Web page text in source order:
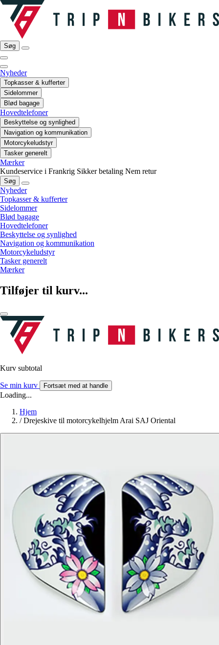
Søg
Nyheder
Topkasser & kufferter
Sidelommer
Blød bagage
Hovedtelefoner
Beskyttelse og synlighed
Navigation og kommunikation
Motorcykeludstyr
Tasker generelt
Mærker
Kundeservice i Frankrig Sikker betaling Nem retur
Søg
Nyheder
Topkasser & kufferter
Sidelommer
Blød bagage
Hovedtelefoner
Beskyttelse og synlighed
Navigation og kommunikation
Motorcykeludstyr
Tasker generelt
Mærker
Tilføjer til kurv...
Kurv subtotal
Se min kurv Fortsæt med at handle
Loading...
Hjem
/ Drejeskive til motorcykelhjelm Arai SAJ Oriental